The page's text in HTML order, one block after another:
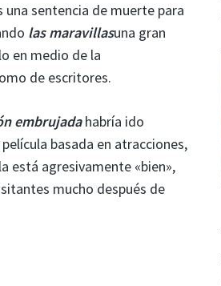
sentencia de muerte para
las maravillasuna gran
en medio de la
de escritores.
embrujadahabría ido
basada en atracciones,
está agresivamente «bien»,
mucho después de